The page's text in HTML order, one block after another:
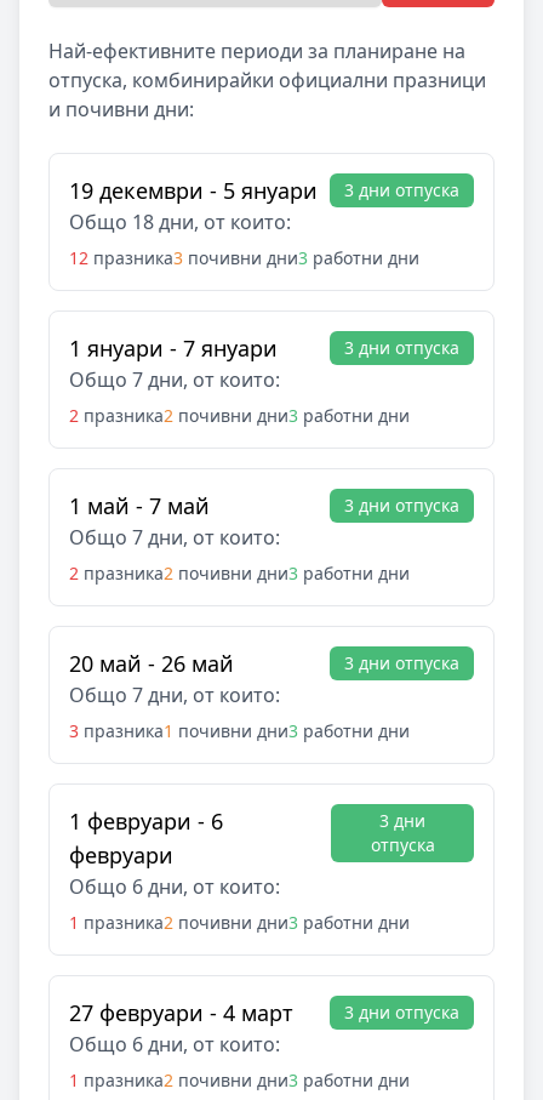
Най-ефективните периоди за планиране на
отпуска, комбинирайки официални празници
и почивни дни:
19 декември - 5 януари
Общо 18 дни, от които:
3 дни отпуска
12 празника3 почивни дни3 работни дни
1 януари - 7 януари
Общо 7 дни, от които:
3 дни отпуска
2 празника2 почивни дни3 работни дни
1 май - 7 май
Общо 7 дни, от които:
3 дни отпуска
2 празника2 почивни дни3 работни дни
20 май - 26 май
Общо 7 дни, от които:
3 дни отпуска
3 празника1 почивни дни3 работни дни
1 февруари - 6
февруари
Общо 6 дни, от които:
3 дни
отпуска
1 празника2 почивни дни3 работни дни
27 февруари - 4 март
Общо 6 дни, от които:
3 дни отпуска
1 празника2 почивни дни3 работни дни